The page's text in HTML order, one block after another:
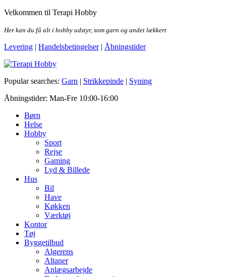
Skip
the
Velkommen til Terapi Hobby
Her kan du få alt i hobby udstyr, som garn og andet lækkert
Levering | Handelsbetingelser| Åbningstider
Terapi Hobby
Popular searches: Garn | Strikkepinde | Syning
Åbningstider: Man-Fre 10:00-16:00
Børn
Helse
Hobby
Sport
Rejse
Gaming
Lyd & Billede
Hus
Bil
Have
Køkken
Værktøj
Kontor
Tøj
Byggetilbud
Algerens
Altaner
Anlægsarbejde